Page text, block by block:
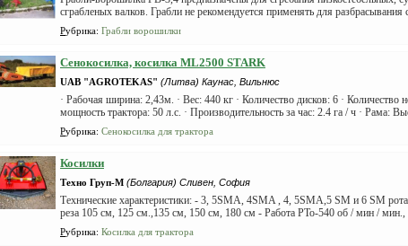
сграбленых валков. Грабли не рекомендуется применять для
Рубрика: Грабли ворошилки
Сенокосилка, косилка ML2500 STARK
UAB "AGROTEKAS" (Литва) Каунас, Вильнюс
· Рабочая ширина: 2,43м. · Вес: 440 кг · Количество дисков: 6 ·
мощность трактора: 50 л.с. · Производительность за час: 2.4 га / ч · Рама:
Рубрика: Сенокосилка для трактора
Косилки
Техно Груп-М (Болгария) Сливен, София
Технические характеристики: - 3, 5SMA, 4SMA , 4, 5SMA,5 SM и 6 SM
реза 105 см, 125 см.,135 см, 150 см, 180 см - Работа PTo-540 об / мин /
Рубрика: Косилка для трактора